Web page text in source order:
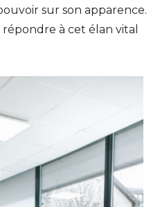
sur son apparence.
à cet élan vital